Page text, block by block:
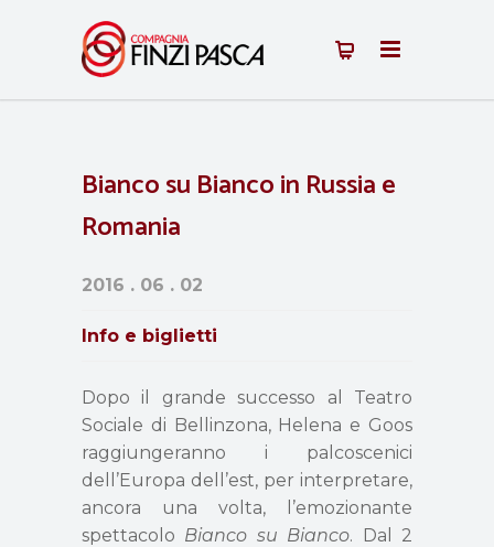
Bianco su Bianco in Russia e
Romania
2016 . 06 . 02
Info e biglietti
Dopo il grande successo al Teatro
Sociale di Bellinzona, Helena e Goos
raggiungeranno i palcoscenici
dell’Europa dell’est, per interpretare,
ancora una volta, l’emozionante
spettacolo Bianco su Bianco. Dal 2